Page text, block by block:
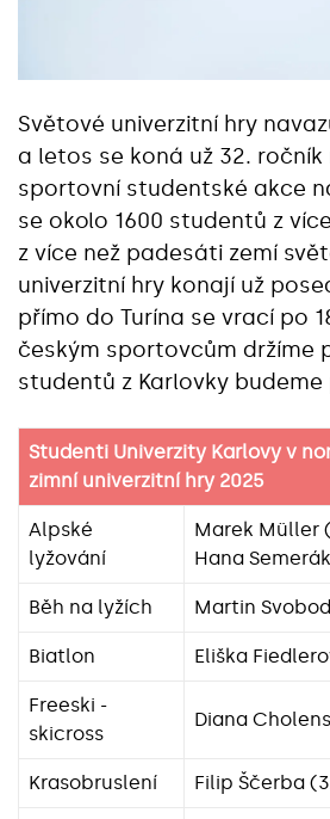
Světové univerzitní hry
a letos se koná už 32. ročník
sportovní studentské akce
se okolo 1600 studentů z
z více než padesáti zemí
univerzitní hry konají už
přímo do Turína se vrací po
českým sportovcům držíme
studentů z Karlovky
Studenti Univerzity Karlovy v
zimní univerzitní hry 2025
Alpské
lyžování
Marek Müller
Hana
Běh na lyžích Martin
Biatlon Eliška
Freeski -
skicross
Diana
Krasobruslení Filip Ščerba